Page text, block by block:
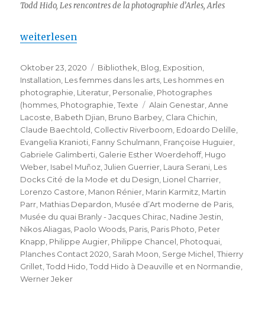
Todd Hido, Les rencontres de la photographie d’Arles, Arles
„Todd Hido à Deauville et en Normandie“
weiterlesen
Veröffentlicht
am
Oktober 23, 2020 Kategorien
Bibliothek, Blog, Exposition,
Installation, Les femmes dans les arts, Les hommes en
photographie, Literatur, Personalie, Photographes
(hommes, Photographie,Texte Schlagwörter
Alain Genestar,Anne
Lacoste, Babeth Djian, Bruno Barbey, Clara Chichin,
Claude Baechtold, Collectiv Riverboom, Edoardo Delille,
Evangelia Kranioti, Fanny Schulmann, Françoise Huguier,
Gabriele Galimberti, Galerie Esther Woerdehoff, Hugo
Weber, Isabel Muñoz,Julien Guerrier, Laura Serani, Les
Docks Cité de la Mode et du Design, Lionel Charrier,
Lorenzo Castore, Manon Rénier, Marin Karmitz, Martin
Parr, Mathias Depardon, Musée d’Art moderne de Paris,
Musée du quai Branly - Jacques Chirac, Nadine Jestin,
Nikos Aliagas, Paolo Woods, Paris, Paris Photo, Peter
Knapp, Philippe Augier, Philippe Chancel, Photoquai,
Planches Contact 2020, Sarah Moon, Serge Michel,Thierry
Grillet,Todd Hido,Todd Hido à Deauville et en Normandie,
Werner Jeker